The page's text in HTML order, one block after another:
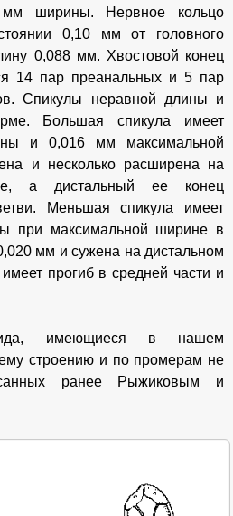
ширины. Нервное кольцо
0,10 мм от головного
0,088 мм. Хвостовой конец
14 пар преанальных и 5 пар
Спикулы неравной длины и
Большая спикула имеет
и 0,016 мм максимальной
и несколько расширена на
а дистальный ее конец
Меньшая спикула имеет
при максимальной ширине в
мм и сужена на дистальном
прогиб в средней части и
имеющиеся в нашем
строению и по промерам не
ранее Рыжиковым и